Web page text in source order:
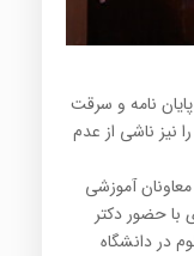
نامه و سرقت
نیز ناشی از عدم
آموزشی
با حضور دکتر
در دانشگاه